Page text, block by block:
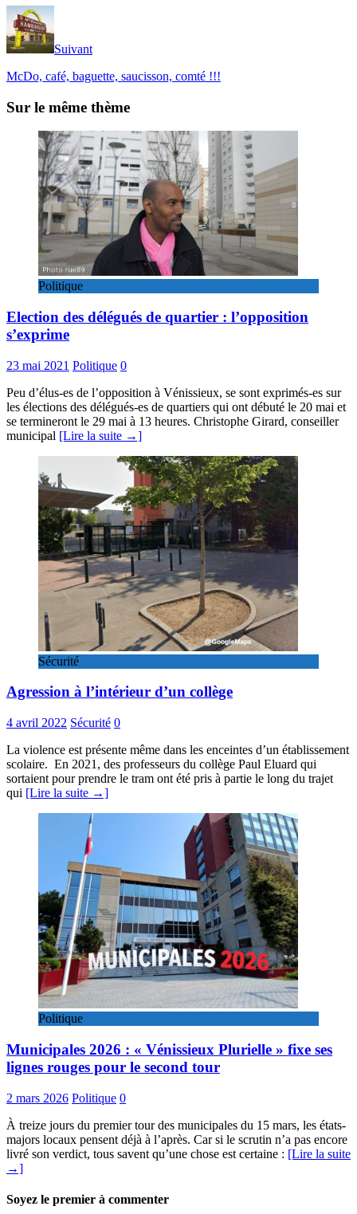
Suivant
McDo, café, baguette, saucisson, comté !!!
Sur le même thème
Politique
Election des délégués de quartier : l’opposition
s’exprime
23 mai 2021 Politique 0
Peu d’élus-es de l’opposition à Vénissieux, se sont exprimés-es sur
les élections des délégués-es de quartiers qui ont débuté le 20 mai et
se termineront le 29 mai à 13 heures. Christophe Girard, conseiller
municipal [Lire la suite →]
Sécurité
Agression à l’intérieur d’un collège
4 avril 2022 Sécurité 0
La violence est présente même dans les enceintes d’un établissement
scolaire. En 2021, des professeurs du collège Paul Eluard qui
sortaient pour prendre le tram ont été pris à partie le long du trajet
qui [Lire la suite →]
Politique
Municipales 2026 : « Vénissieux Plurielle » fixe ses
lignes rouges pour le second tour
2 mars 2026 Politique 0
À treize jours du premier tour des municipales du 15 mars, les états-
majors locaux pensent déjà à l’après. Car si le scrutin n’a pas encore
livré son verdict, tous savent qu’une chose est certaine : [Lire la suite
→]
Soyez le premier à commenter